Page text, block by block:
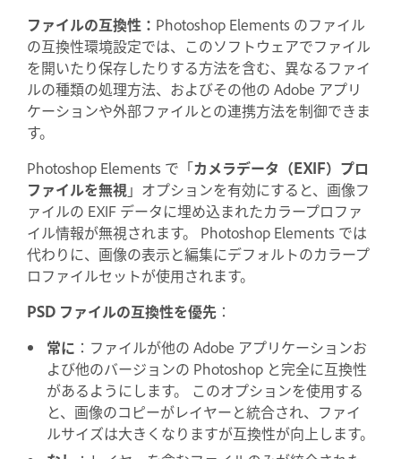
ファイルの互換性： Photoshop Elements のファイル
の互換性環境設定では、このソフトウェアでファイル
を開いたり保存したりする方法を含む、異なるファイ
ルの種類の処理方法、およびその他の Adobe アプリ
ケーションや外部ファイルとの連携方法を制御できま
す。
Photoshop Elements で「カメラデータ（EXIF）プロ
ファイルを無視」オプションを有効にすると、画像フ
ァイルの EXIF データに埋め込まれたカラープロファ
イル情報が無視されます。 Photoshop Elements では
代わりに、画像の表示と編集にデフォルトのカラープ
ロファイルセットが使用されます。
PSD ファイルの互換性を優先 ：
常に ：ファイルが他の Adobe アプリケーションお
よび他のバージョンの Photoshop と完全に互換性
があるようにします。 このオプションを使用する
と、画像のコピーがレイヤーと統合され、ファイ
ルサイズは大きくなりますが互換性が向上します。